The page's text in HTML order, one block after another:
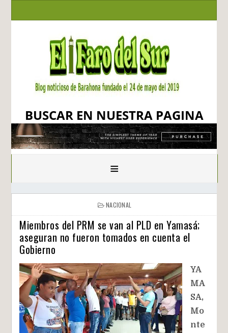
BUSCAR EN NUESTRA PAGINA
≡
NACIONAL
Miembros del PRM se van al PLD en Yamasá;
aseguran no fueron tomados en cuenta el
Gobierno
YA
MA
SA,
Mo
nte